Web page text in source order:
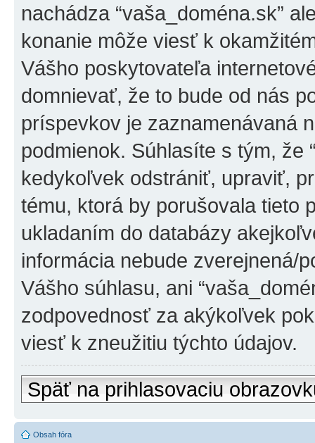
nachádza “vaša_doména.sk”
konanie môže viesť k
Vášho poskytovateľa
domnievať, že to bude od nás
príspevkov je zaznamenávaná
podmienok. Súhlasíte s tým, že
kedykoľvek odstrániť, upraviť,
tému, ktorá by porušovala tieto
ukladaním do databázy
informácia nebude zverejnená/
Vášho súhlasu, ani
zodpovednosť za akýkoľvek
viesť k zneužitiu týchto údajov.
Späť na prihlasovaciu
Obsah fóra